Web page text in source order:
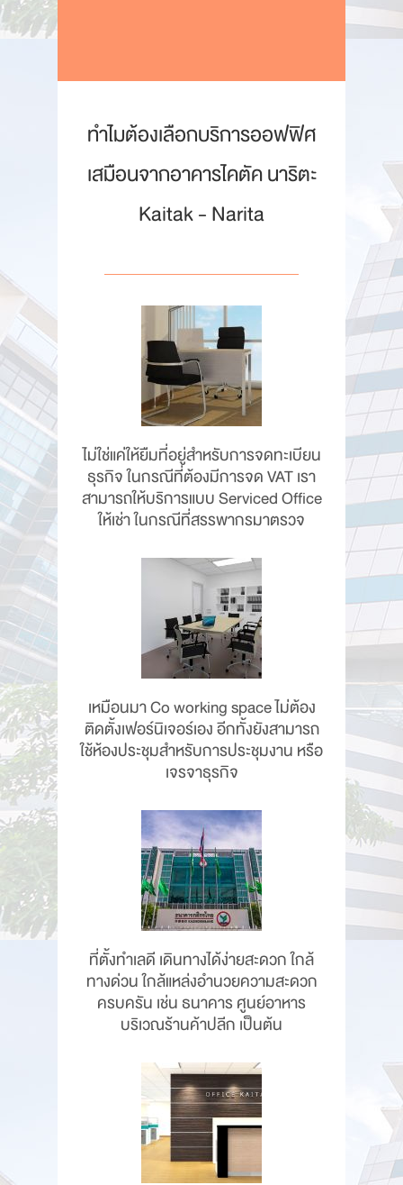
ทำไมต้องเลือกบริการออฟฟิศ
เสมือนจากอาคารไคตัค นาริตะ
Kaitak - Narita
ไม่ใช่แค่ให้ยืมที่อยู่สำหรับการจดทะเบียน
ธุรกิจ ในกรณีที่ต้องมีการจด VAT เรา
สามารถให้บริการแบบ Serviced Office
ให้เช่า ในกรณีที่สรรพากรมาตรวจ
เหมือนมา Co working space ไม่ต้อง
ติดตั้งเฟอร์นิเจอร์เอง อีกทั้งยังสามารถ
ใช้ห้องประชุมสำหรับการประชุมงาน หรือ
เจรจาธุรกิจ
ที่ตั้งทำเลดี เดินทางได้ง่ายสะดวก ใกล้
ทางด่วน ใกล้แหล่งอำนวยความสะดวก
ครบครัน เช่น ธนาคาร ศูนย์อาหาร
บริเวณร้านค้าปลีก เป็นต้น